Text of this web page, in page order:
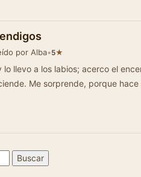
por Alba•5★
labios; acerco el encendedor y lo hago